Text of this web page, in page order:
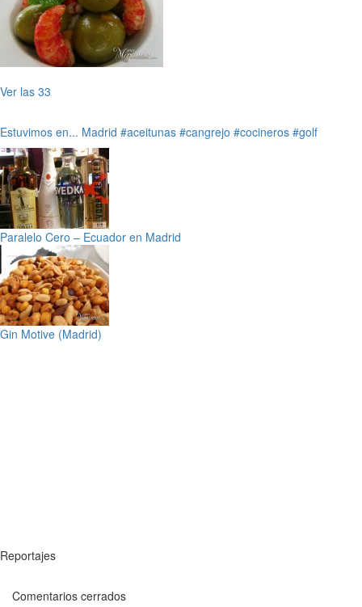
Ver las 33
Estuvimos en... Madrid #aceitunas #cangrejo #cocineros #golf
Paralelo Cero – Ecuador en Madrid
Gin Motive (Madrid)
Reportajes
Comentarios cerrados